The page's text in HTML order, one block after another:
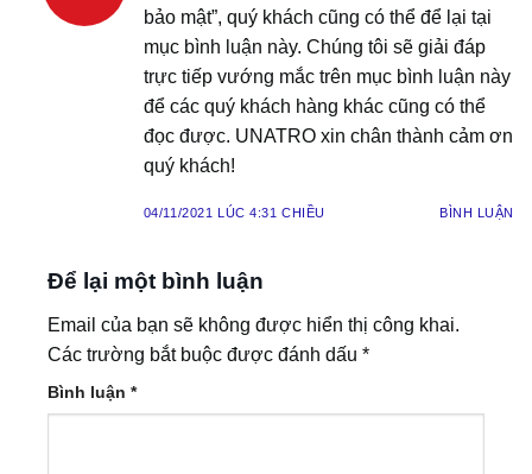
bảo mật”, quý khách cũng có thể để lại tại
mục bình luận này. Chúng tôi sẽ giải đáp
trực tiếp vướng mắc trên mục bình luận này
để các quý khách hàng khác cũng có thể
đọc được. UNATRO xin chân thành cảm ơn
quý khách!
04/11/2021 LÚC 4:31 CHIỀU BÌNH LUẬN
Để lại một bình luận
Email của bạn sẽ không được hiển thị công khai.
Các trường bắt buộc được đánh dấu *
Bình luận *